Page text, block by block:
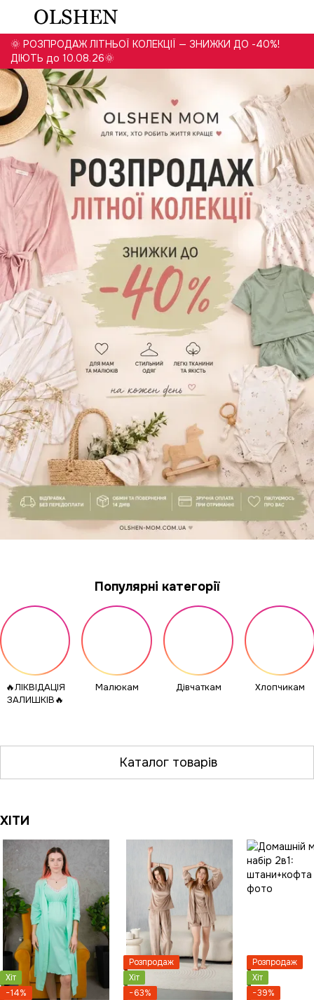
🌞 РОЗПРОДАЖ ЛІТНЬОЇ КОЛЕКЦІЇ — ЗНИЖКИ ДО -40%!
ДІЮТЬ до 10.08.26🌞
Популярні категорії
🔥ЛІКВІДАЦІЯ
ЗАЛИШКІВ🔥
Малюкам Дівчаткам Хлопчикам
Каталог товарів
ХІТИ
Хіт
−14%
Розпродаж
Хіт
−63%
Розпродаж
Хіт
−39%